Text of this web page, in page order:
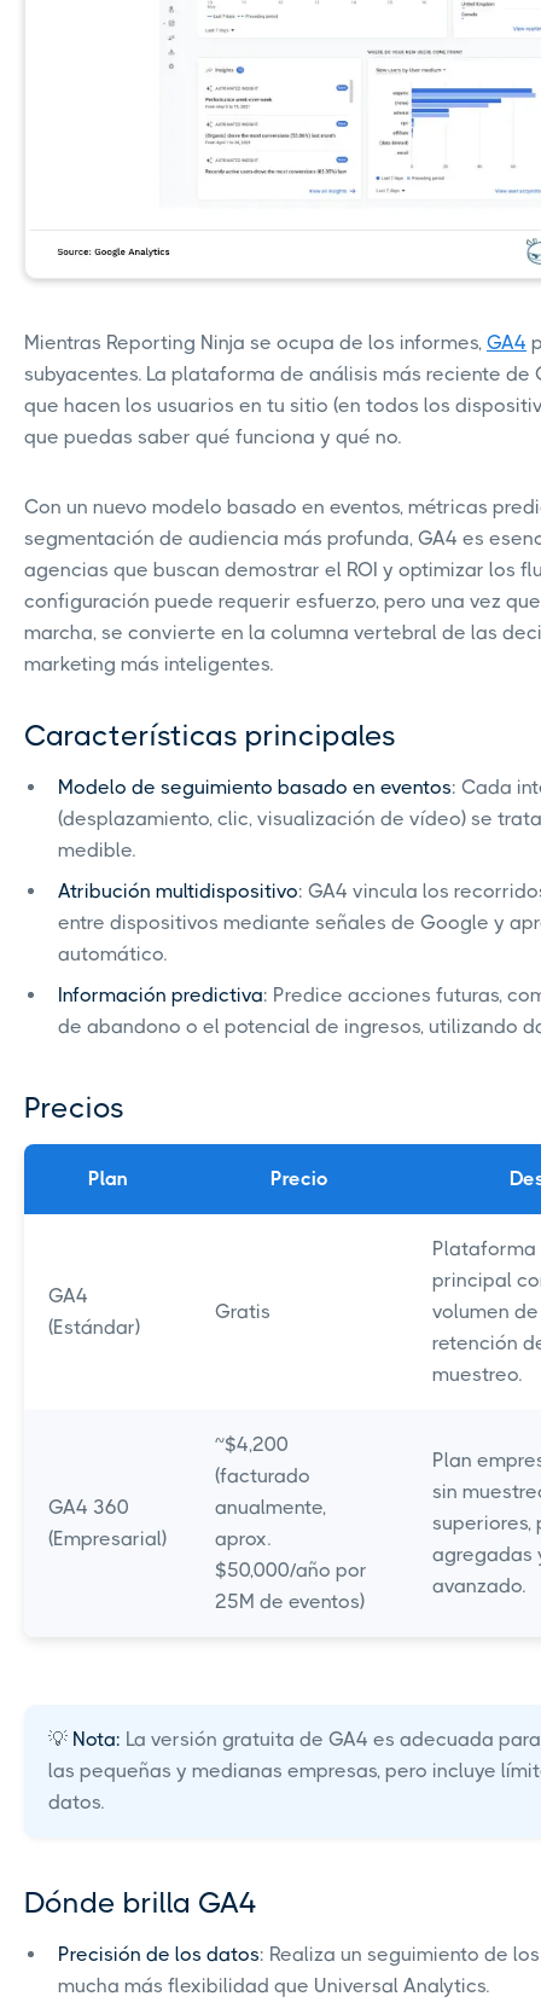
Mientras Reporting Ninja se ocupa de los informes, GA4
subyacentes. La plataforma de análisis más reciente de
que hacen los usuarios en tu sitio (en todos los
que puedas saber qué funciona y qué no.
Con un nuevo modelo basado en eventos, métricas
segmentación de audiencia más profunda, GA4 es
agencias que buscan demostrar el ROI y optimizar los
configuración puede requerir esfuerzo, pero una vez
marcha, se convierte en la columna vertebral de las
marketing más inteligentes.
Características principales
Modelo de seguimiento basado en eventos: Cada
(desplazamiento, clic, visualización de vídeo) se
medible.
Atribución multidispositivo: GA4 vincula los
entre dispositivos mediante señales de Google y
automático.
Información predictiva: Predice acciones futuras,
de abandono o el potencial de ingresos, utilizando
Precios
Plan Precio
GA4
(Estándar)
Gratis
principal
volumen
retención
muestreo.
GA4 360
(Empresarial)
~$4,200
(facturado
anualmente,
aprox.
$50,000/año por
25M de eventos)
Plan
sin
superiores,
agregadas
avanzado.
💡 Nota: La versión gratuita de GA4 es adecuada
las pequeñas y medianas empresas, pero incluye
datos.
Dónde brilla GA4
Precisión de los datos: Realiza un seguimiento de
mucha más flexibilidad que Universal Analytics.